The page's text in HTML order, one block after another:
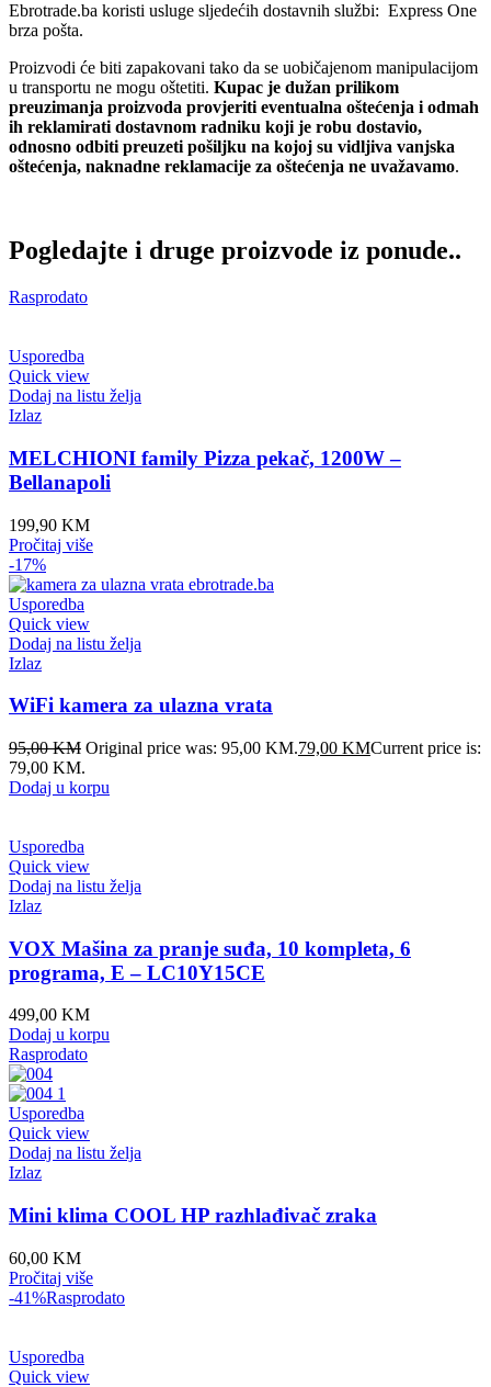
Ebrotrade.ba koristi usluge sljedećih dostavnih službi: Express One
brza pošta.
Proizvodi će biti zapakovani tako da se uobičajenom manipulacijom
u transportu ne mogu oštetiti. Kupac je dužan prilikom
preuzimanja proizvoda provjeriti eventualna oštećenja i odmah
ih reklamirati dostavnom radniku koji je robu dostavio,
odnosno odbiti preuzeti pošiljku na kojoj su vidljiva vanjska
oštećenja, naknadne reklamacije za oštećenja ne uvažavamo.
Pogledajte i druge proizvode iz ponude..
Rasprodato
Usporedba
Quick view
Dodaj na listu želja
Izlaz
MELCHIONI family Pizza pekač, 1200W –
Bellanapoli
199,90 KM
Pročitaj više
-17%
Usporedba
Quick view
Dodaj na listu želja
Izlaz
WiFi kamera za ulazna vrata
95,00KM Original price was: 95,00 KM.79,00 KMCurrent price is:
79,00 KM.
Dodaj u korpu
Usporedba
Quick view
Dodaj na listu želja
Izlaz
VOX Mašina za pranje suđa, 10 kompleta, 6
programa, E – LC10Y15CE
499,00 KM
Dodaj u korpu
Rasprodato
Usporedba
Quick view
Dodaj na listu želja
Izlaz
Mini klima COOL HP razhlađivač zraka
60,00 KM
Pročitaj više
-41%Rasprodato
Usporedba
Quick view